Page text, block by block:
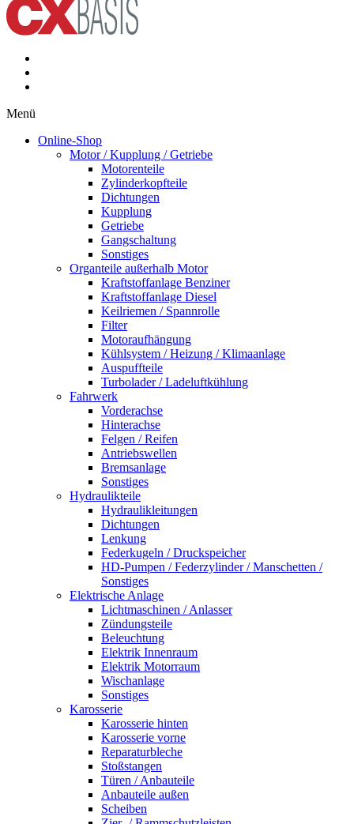
Menü
Online-Shop
Motor / Kupplung / Getriebe
Motorenteile
Zylinderkopfteile
Dichtungen
Kupplung
Getriebe
Gangschaltung
Sonstiges
Organteile außerhalb Motor
Kraftstoffanlage Benziner
Kraftstoffanlage Diesel
Keilriemen / Spannrolle
Filter
Motoraufhängung
Kühlsystem / Heizung / Klimaanlage
Auspuffteile
Turbolader / Ladeluftkühlung
Fahrwerk
Vorderachse
Hinterachse
Felgen / Reifen
Antriebswellen
Bremsanlage
Sonstiges
Hydraulikteile
Hydraulikleitungen
Dichtungen
Lenkung
Federkugeln / Druckspeicher
HD-Pumpen / Federzylinder / Manschetten /
Sonstiges
Elektrische Anlage
Lichtmaschinen / Anlasser
Zündungsteile
Beleuchtung
Elektrik Innenraum
Elektrik Motorraum
Wischanlage
Sonstiges
Karosserie
Karosserie hinten
Karosserie vorne
Reparaturbleche
Stoßstangen
Türen / Anbauteile
Anbauteile außen
Scheiben